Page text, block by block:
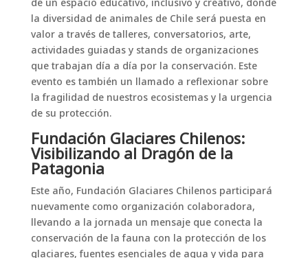
la diversidad de animales de Chile será puesta en
valor a través de talleres, conversatorios, arte,
actividades guiadas y stands de organizaciones
que trabajan día a día por la conservación. Este
evento es también un llamado a reflexionar sobre
la fragilidad de nuestros ecosistemas y la urgencia
de su protección.
Fundación Glaciares Chilenos:
Visibilizando al Dragón de la
Patagonia
Este año, Fundación Glaciares Chilenos participará
nuevamente como organización colaboradora,
llevando a la jornada un mensaje que conecta la
conservación de la fauna con la protección de los
glaciares, fuentes esenciales de agua y vida para